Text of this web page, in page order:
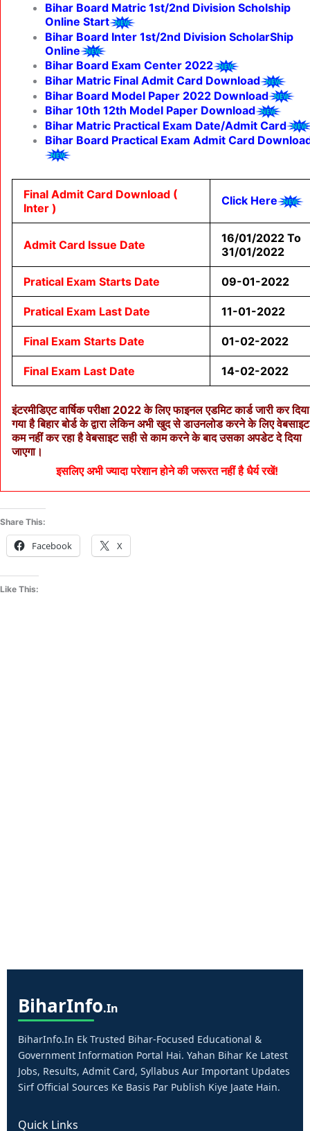
Bihar Board Matric 1st/2nd Division Scholship
Online Start
Bihar Board Inter 1st/2nd Division ScholarShip
Online
Bihar Board Exam Center 2022
Bihar Matric Final Admit Card Download
Bihar Board Model Paper 2022 Download
Bihar 10th 12th Model Paper Download
Bihar Matric Practical Exam Date/Admit Card
Bihar Board Practical Exam Admit Card
Final Admit Card Download (
Inter )
Click Here
Admit Card Issue Date
16/01/2022 To
31/01/2022
Pratical Exam Starts Date 09-01-2022
Pratical Exam Last Date 11-01-2022
Final Exam Starts Date 01-02-2022
Final Exam Last Date 14-02-2022
इंटरमीडिएट वार्षिक परीक्षा 2022 के लिए फाइनल एडमिट कार्ड जारी कर दिया
गया है बिहार बोर्ड के द्वारा लेकिन अभी खुद से डाउनलोड करने के लिए
कम नहीं कर रहा है वेबसाइट सही से काम करने के बाद उसका अपडेट दे दिया
जाएगा।
इसलिए अभी ज्यादा परेशान होने की जरूरत नहीं है धैर्य रखें!
Share This:
Facebook X
Like This:
BiharInfo.in
BiharInfo.in Ek Trusted Bihar-Focused Educational &
Government Information Portal Hai. Yahan Bihar Ke Latest
Jobs, Results, Admit Card, Syllabus Aur Important Updates
Sirf Official Sources Ke Basis Par Publish Kiye Jaate Hain.
Quick Links